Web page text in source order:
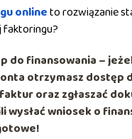
onlineto rozwiązanie
do finansowania –
otrzymasz dostęp
oraz zgłaszać
wysłać wniosek o